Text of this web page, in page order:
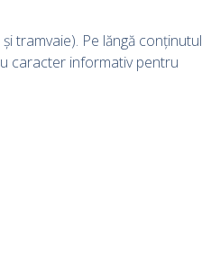
tramvaie). Pe lăngă conținutul
caracter informativ pentru